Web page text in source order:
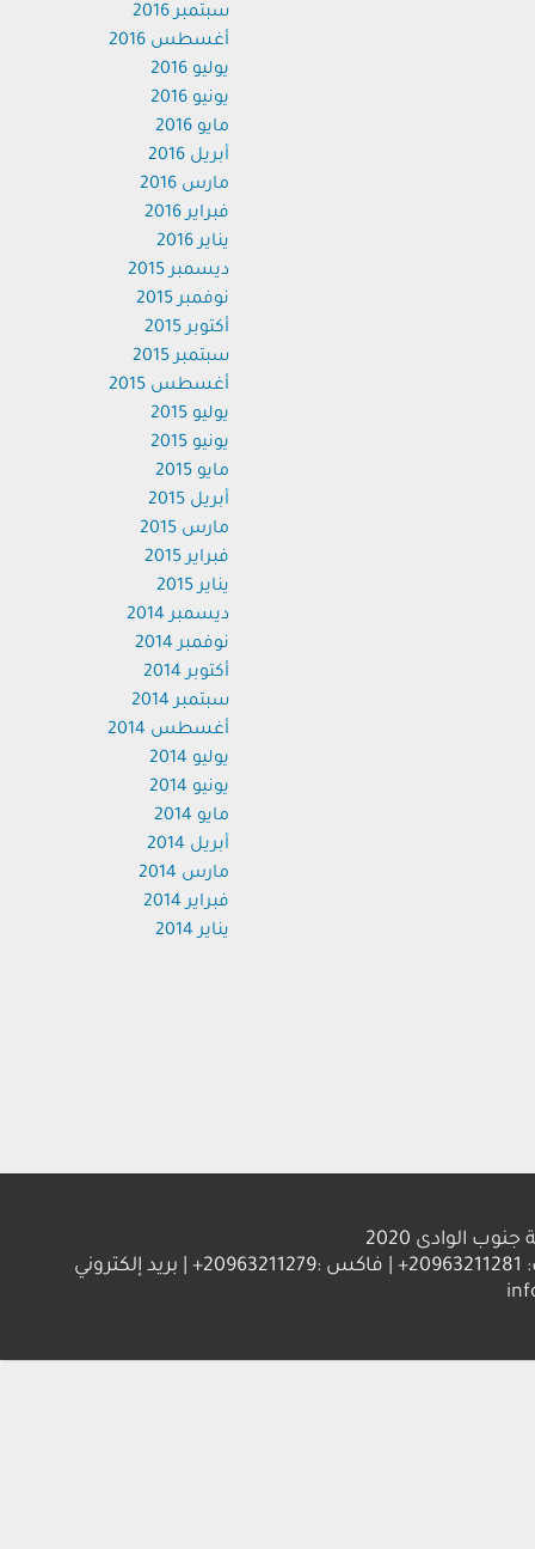
سبتمبر 2016
أغسطس 2016
يوليو 2016
يونيو 2016
مايو 2016
أبريل 2016
مارس 2016
فبراير 2016
يناير 2016
ديسمبر 2015
نوفمبر 2015
أكتوبر 2015
سبتمبر 2015
أغسطس 2015
يوليو 2015
يونيو 2015
مايو 2015
أبريل 2015
مارس 2015
فبراير 2015
يناير 2015
ديسمبر 2014
نوفمبر 2014
أكتوبر 2014
سبتمبر 2014
أغسطس 2014
يوليو 2014
يونيو 2014
مايو 2014
أبريل 2014
مارس 2014
فبراير 2014
يناير 2014
2020
العنوان : جامعة جنوب الوادي 83523 قنا - جمهورية مصر العربية | ت: 20963211281+ | فاكس :20963211279+ | بريد إلكتروني